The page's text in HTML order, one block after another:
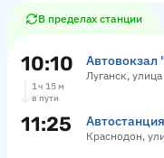
В пределах станции
10:10 Луганск,
1 ч 15 м
в пути
11:25 Автостанция
Краснодон,